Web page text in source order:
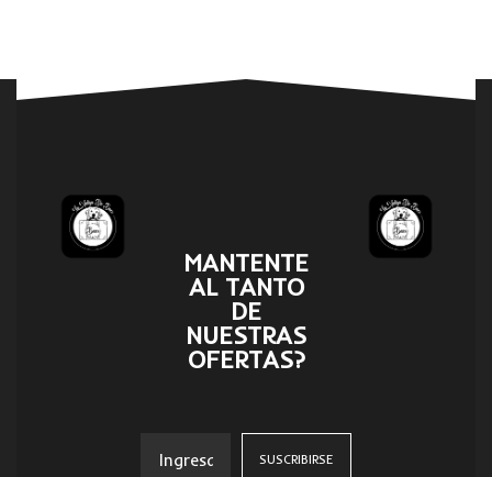
MANTENTE
AL TANTO
DE
NUESTRAS
OFERTAS?